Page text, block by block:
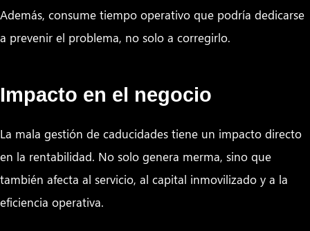
Además, consume tiempo operativo que podría dedicarse
a prevenir el problema, no solo a corregirlo.
Impacto en el negocio
La mala gestión de caducidades tiene un impacto directo
en la rentabilidad. No solo genera merma, sino que
también afecta al servicio, al capital inmovilizado y a la
eficiencia operativa.